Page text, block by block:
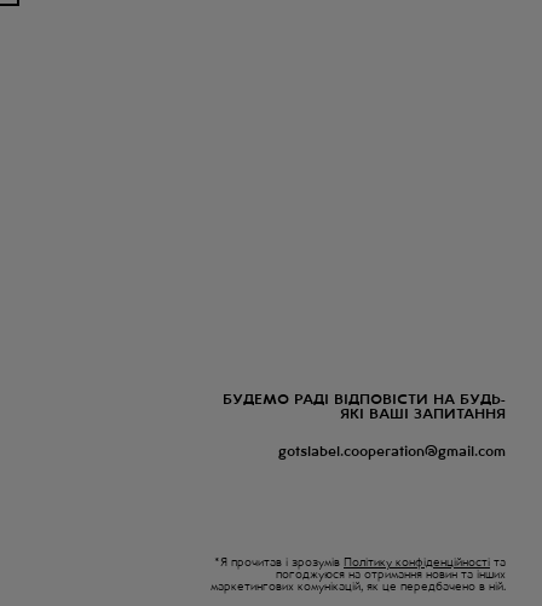
БУДЕМО РАДІ ВІДПОВІСТИ НА БУДЬ-
ЯКІ ВАШІ ЗАПИТАННЯ
gotslabel.cooperation@gmail.com
*Я прочитав і зрозумів Політику конфіденційності та
погоджуюся на отримання новин та інших
маркетингових комунікацій, як це передбачено в ній.